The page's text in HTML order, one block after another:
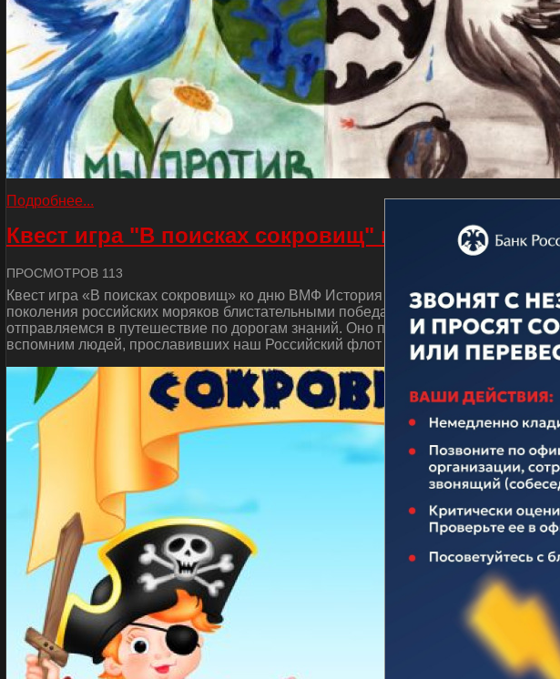
Подробнее...
Квест игра "В поисках сокровищ" ко дню ВМФ
ПРОСМОТРОВ 113
Квест игра «В поисках сокровищ» ко дню ВМФ История отечественного флота
поколения российских моряков блистательными победами над иноземными
отправляемся в путешествие по дорогам знаний. Оно посвящается истории
вспомним людей, прославивших наш Российский флот и сделавших очень много